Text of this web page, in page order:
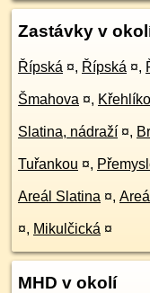
Zastávky v
Řípská ¤, Řípská ¤,
Šmahova ¤,
Slatina, nádraží ¤,
Tuřankou ¤,
Areál Slatina ¤,
¤, Mikulčická ¤
MHD v okolí